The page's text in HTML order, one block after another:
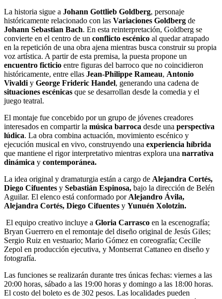
La historia sigue a Johann Gottlieb Goldberg, personaje
históricamente relacionado con las Variaciones Goldberg de
Johann Sebastian Bach. En esta reinterpretación, Goldberg se
convierte en el centro de un conflicto escénico al quedar atrapado
en la repetición de una obra ajena mientras busca construir su propia
voz artística. A partir de esta premisa, la puesta propone un
encuentro ficticio entre figuras del barroco que no coincidieron
históricamente, entre ellas Jean-Philippe Rameau, Antonio
Vivaldi y George Frideric Handel, generando una cadena de
situaciones escénicas que se desarrollan desde la comedia y el
juego teatral.
El montaje fue concebido por un grupo de jóvenes creadores
interesados en compartir la música barroca desde una perspectiva
lúdica. La obra combina actuación, movimiento escénico y
ejecución musical en vivo, construyendo una experiencia híbrida
que mantiene el rigor interpretativo mientras explora una narrativa
dinámica y contemporánea.
La idea original y dramaturgia están a cargo de Alejandra Cortés,
Diego Cifuentes y Sebastián Espinosa, bajo la dirección de Belén
Aguilar. El elenco está conformado por Alejandro Ávila,
Alejandra Cortés, Diego Cifuentes y Yunuén Xolotzin.
El equipo creativo incluye a Gloria Carrasco en la escenografía;
Bryan Guerrero en el remontaje del diseño original de Jesús Giles;
Sergio Ruiz en vestuario; Mario Gómez en coreografía; Cecille
Zepol en producción ejecutiva, y Montserrat Cattaneo en diseño y
fotografía.
Las funciones se realizarán durante tres únicas fechas: viernes a las
20:00 horas, sábado a las 19:00 horas y domingo a las 18:00 horas.
El costo del boleto es de 302 pesos. Las localidades pueden